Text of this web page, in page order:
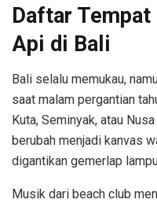
Daftar
Api di Bali
Bali selalu memukau,
saat malam pergantian
Kuta, Seminyak, atau
berubah menjadi kanvas
digantikan gemerlap
Musik dari beach club